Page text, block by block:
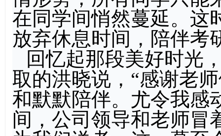
在同学间悄然蔓延。这
放弃休息时间，陪伴考
回忆起那段美好时光
取的洪晓说，“感谢老
和默默陪伴。尤令我感
间，公司领导和老师冒